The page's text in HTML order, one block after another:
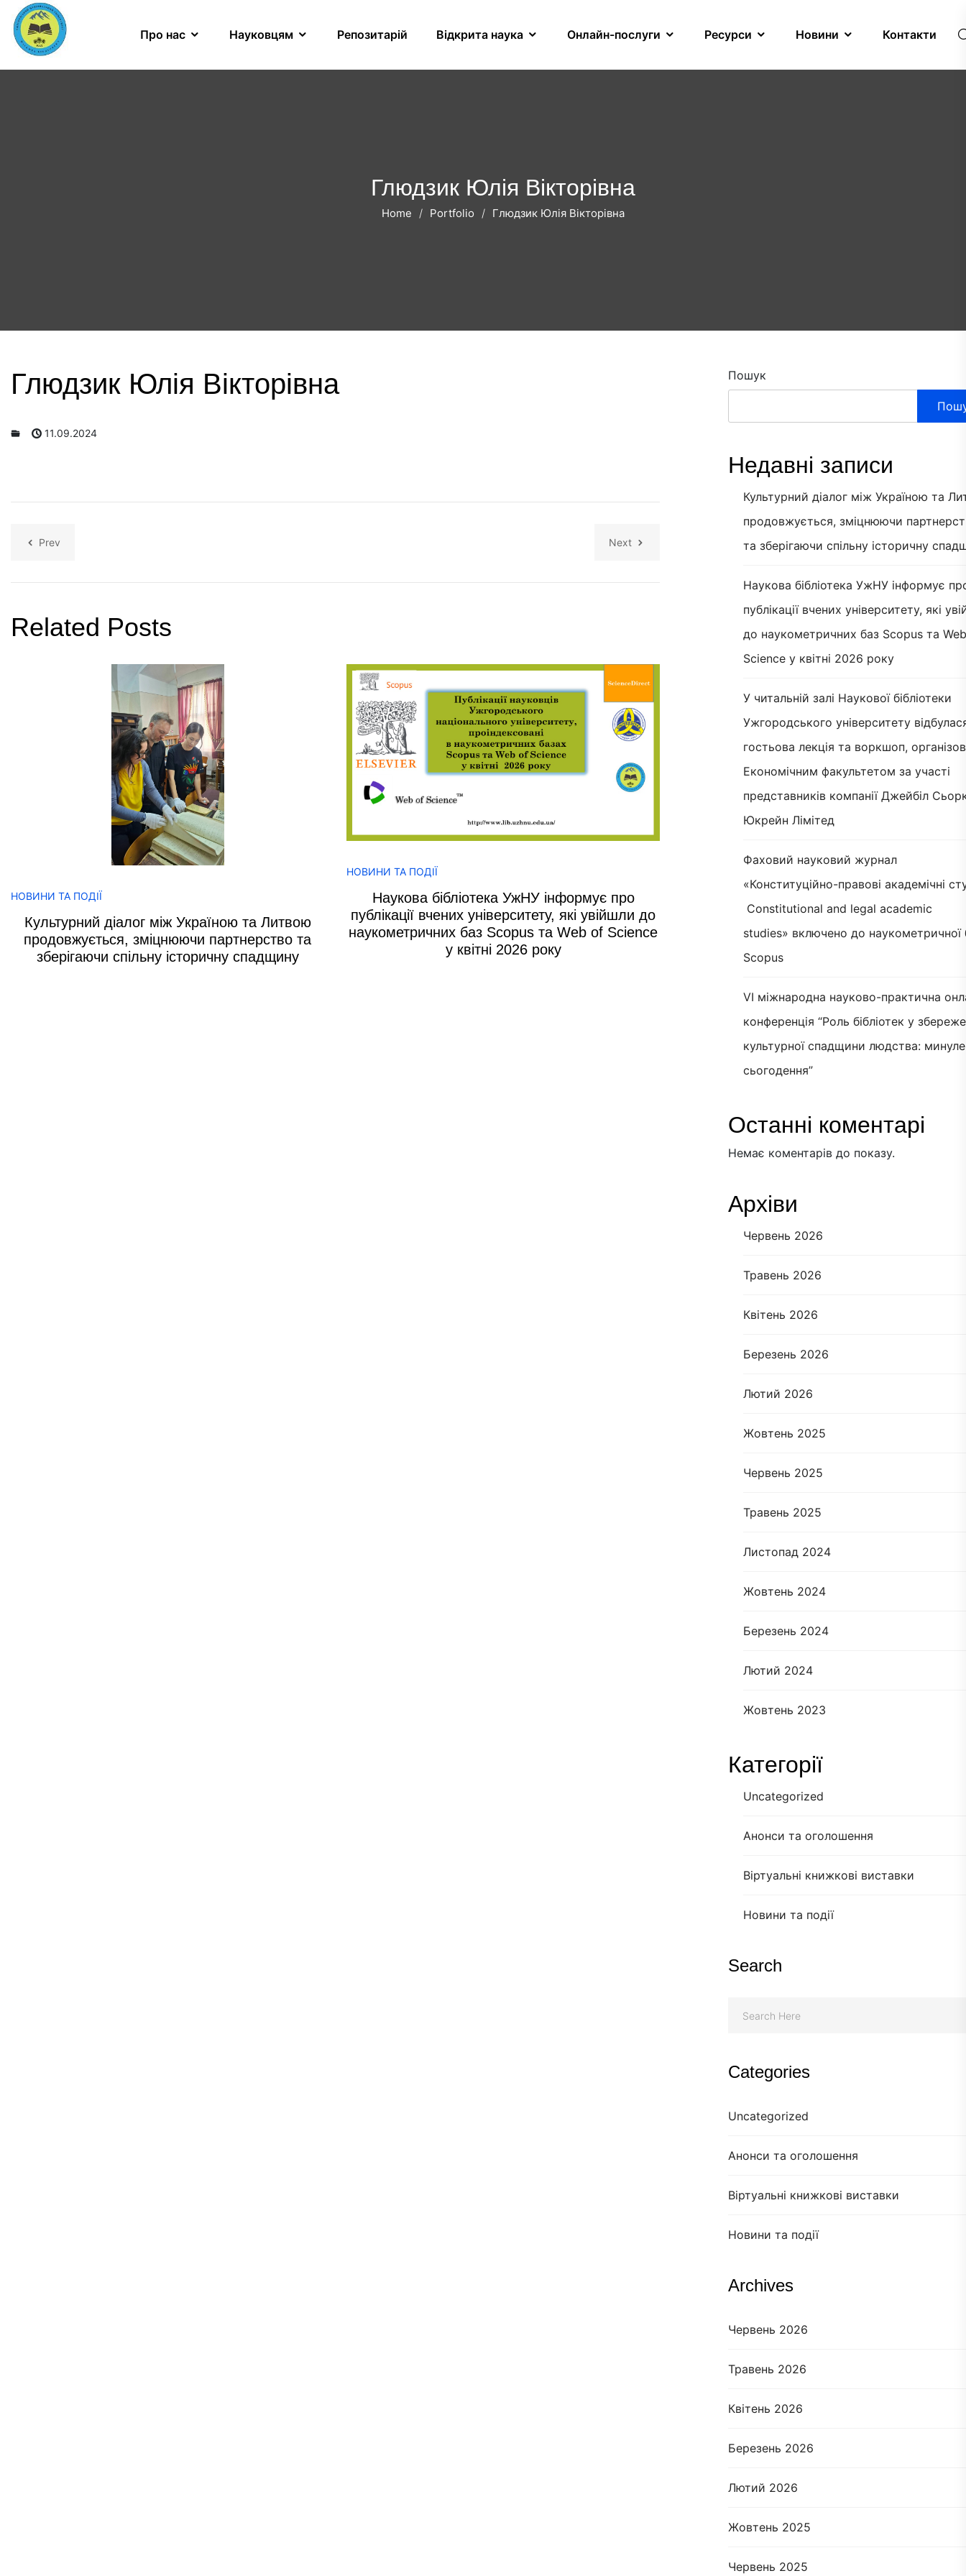
Про нас Науковцям Репозитарій Відкрита наука Онлайн-послуги Ресурси Новини Контакти
Глюдзик Юлія Вікторівна
Home Portfolio Глюдзик Юлія Вікторівна
Пошук
Недавні записи
Культурний діалог між Україною та
продовжується, зміцнюючи
та зберігаючи спільну історичну
Наукова бібліотека УжНУ інформує
публікації вчених університету, які
до наукометричних баз Scopus та
Science у квітні 2026 року
У читальній залі Наукової бібліотеки
Ужгородського університету
гостьова лекція та воркшоп,
Економічним факультетом за участі
представників компанії Джейбіл
Юкрейн Лімітед
Фаховий науковий журнал
«Конституційно-правові академічні
Constitutional and legal academic
studies» включено до наукометричної
Scopus
VI міжнародна науково-практична
конференція “Роль бібліотек у
культурної спадщини людства:
сьогодення”
Останні коментарі
Немає коментарів до показу.
Архіви
Червень 2026
Травень 2026
Квітень 2026
Березень 2026
Лютий 2026
Жовтень 2025
Червень 2025
Травень 2025
Листопад 2024
Жовтень 2024
Березень 2024
Лютий 2024
Жовтень 2023
Категорії
Uncategorized
Анонси та оголошення
Віртуальні книжкові виставки
Новини та події
Search
Categories
Uncategorized
Анонси та оголошення
Віртуальні книжкові виставки
Новини та події
Archives
Червень 2026
Травень 2026
Квітень 2026
Березень 2026
Лютий 2026
Жовтень 2025
Червень 2025
Глюдзик Юлія Вікторівна
11.09.2024
Prev Next
Related Posts
НОВИНИ ТА ПОДІЇ
Культурний діалог між Україною та Литвою
продовжується, зміцнюючи партнерство та
зберігаючи спільну історичну спадщину
НОВИНИ ТА ПОДІЇ
Наукова бібліотека УжНУ інформує про
публікації вчених університету, які увійшли до
наукометричних баз Scopus та Web of Science
у квітні 2026 року